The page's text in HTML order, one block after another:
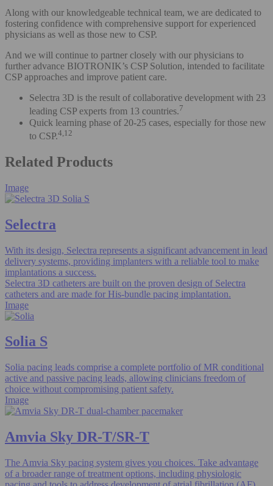
Along with our knowledgeable technical team, we are dedicated to
fostering confidence with comprehensive support for experienced
physicians as well as those new to CSP.
And we will continue to partner closely with our physicians to
further advance BIOTRONIK’s CSP Solution, intended to facilitate
CSP approaches and improve patient care.
Selectra 3D is the result of collaborative development with 23
leading CSP experts from 13 countries.7
Quick learning phase of 20-25 cases, especially for those new
to CSP.4,12
Related Products
Image
Selectra
With its design, Selectra represents a significant advancement in lead
delivery systems, providing implanters with a reliable tool to make
implantations a success.
Selectra 3D catheters are built on the proven design of Selectra
catheters and are made for His-bundle pacing implantation.
Image
Solia S
Solia pacing leads comprise a complete portfolio of MR conditional
active and passive pacing leads, allowing clinicians freedom of
choice without compromising patient safety.
Image
Amvia Sky DR-T/SR-T
The Amvia Sky pacing system gives you choices. Take advantage
of a broader range of treatment options, including physiologic